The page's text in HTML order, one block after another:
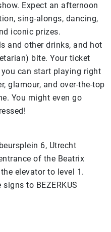
Expect an afternoon
sing-alongs, dancing,
iconic prizes.
and other drinks, and hot
bite. Your ticket
can start playing right
glamour, and over-the-top
You might even go
6, Utrecht
of the Beatrix
elevator to level 1.
to BEZERKUS